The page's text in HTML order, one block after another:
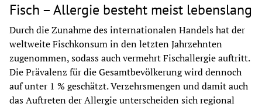
Fisch – Allergie besteht meist lebenslang
Durch die Zunahme des internationalen Handels hat der
weltweite Fischkonsum in den letzten Jahrzehnten
zugenommen, sodass auch vermehrt Fischallergie auftritt.
Die Prävalenz für die Gesamtbevölkerung wird dennoch
auf unter 1 % geschätzt. Verzehrsmengen und damit auch
das Auftreten der Allergie unterscheiden sich regional